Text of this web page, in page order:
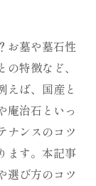
お墓や墓石性
特徴など、
えば、国産と
庵治石といっ
ナンスのコツ
ます。本記事
選び方のコツ